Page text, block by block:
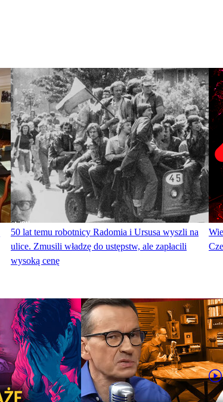
50 lat temu robotnicy Radomia i Ursusa wyszli na
ulice. Zmusili władzę do ustępstw, ale zapłacili
wysoką cenę